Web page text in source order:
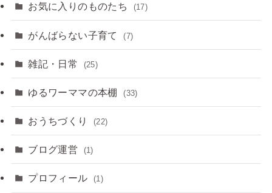
お気に入りのものたち (17)
がんばらない子育て (7)
雑記・日常 (25)
ゆるワーママの本棚 (33)
おうちづくり (22)
ブログ運営 (1)
プロフィール (1)